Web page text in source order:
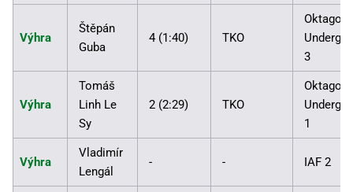
Výhra
Štěpán
Guba
4 (1:40) TKO
Oktagon
3
Výhra
Tomáš
Linh Le
Sy
2 (2:29) TKO
Oktagon
1
Výhra
Vladimír
Lengál
- - IAF 2